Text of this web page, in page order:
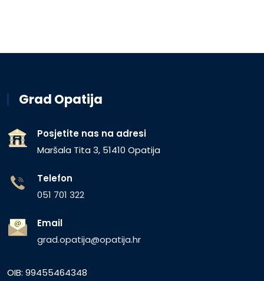
Grad Opatija
Posjetite nas na adresi
Maršala Tita 3, 51410 Opatija
Telefon
051 701 322
Email
grad.opatija@opatija.hr
OIB: 99455464348